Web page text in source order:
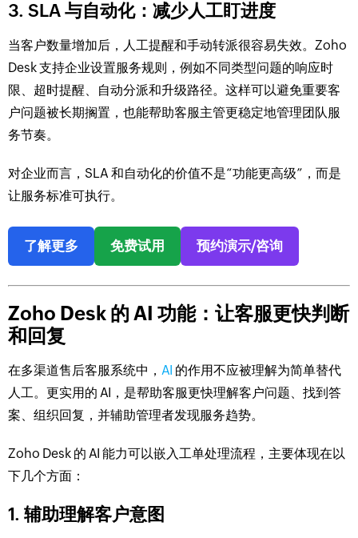
3. SLA 与自动化：减少人工盯进度
当客户数量增加后，人工提醒和手动转派很容易失效。Zoho
Desk 支持企业设置服务规则，例如不同类型问题的响应时
限、超时提醒、自动分派和升级路径。这样可以避免重要客
户问题被长期搁置，也能帮助客服主管更稳定地管理团队服
务节奏。
对企业而言，SLA 和自动化的价值不是“功能更高级”，而是
让服务标准可执行。
了解更多 免费试用 预约演示/咨询
Zoho Desk 的 AI 功能：让客服更快判断
和回复
在多渠道售后客服系统中， AI 的作用不应被理解为简单替代
人工。更实用的 AI，是帮助客服更快理解客户问题、找到答
案、组织回复，并辅助管理者发现服务趋势。
Zoho Desk 的 AI 能力可以嵌入工单处理流程，主要体现在以
下几个方面：
1. 辅助理解客户意图